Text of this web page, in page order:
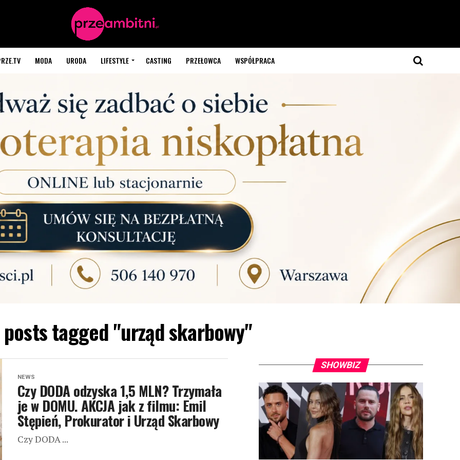
MODA URODA LIFESTYLE CASTING PRZEŁOWCA WSPÓŁPRACA
tagged "urząd skarbowy"
NEWS
Czy DODA odzyska 1,5 MLN? Trzymała
je w DOMU. AKCJA jak z filmu: Emil
Stępień, Prokurator i Urząd Skarbowy
Czy DODA ...
SHOWBIZ